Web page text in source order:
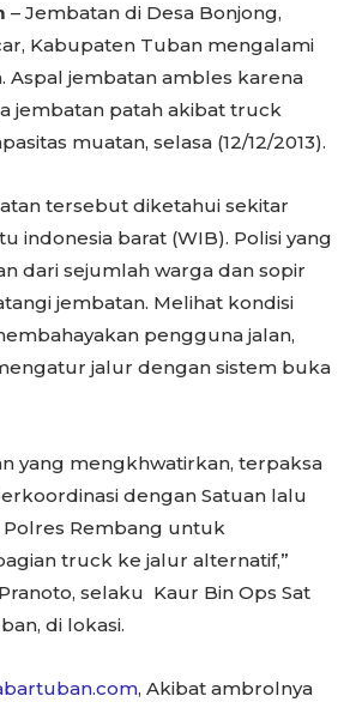
– Jembatan di Desa Bonjong,
Kabupaten Tuban mengalami
Aspal jembatan ambles karena
jembatan patah akibat truck
muatan, selasa (12/12/2013).
tersebut diketahui sekitar
indonesia barat (WIB). Polisi yang
dari sejumlah warga dan sopir
jembatan. Melihat kondisi
pengguna jalan,
jalur dengan sistem buka
yang mengkhwatirkan, terpaksa
dengan Satuan lalu
Polres Rembang untuk
truck ke jalur alternatif,”
selaku Kaur Bin Ops Sat
di lokasi.
, Akibat ambrolnya